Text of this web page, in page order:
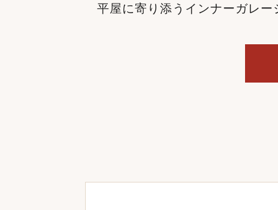
平屋に寄り添うインナーガレー